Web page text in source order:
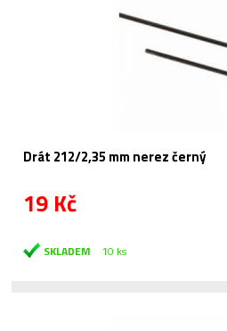
Drát 212/2,35 mm nerez černý
19 Kč
SKLADEM 10 ks